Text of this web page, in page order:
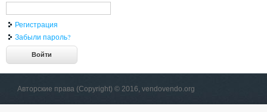
Регистрация
Забыли пароль?
Авторские права (Copyright) © 2016, vendovendo.org